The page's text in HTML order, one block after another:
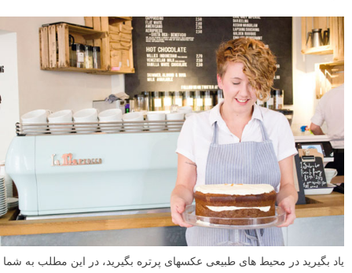
یاد بگیرید در محیط های طبیعی عکسهای پرتره بگیرید، در این مطلب به شما